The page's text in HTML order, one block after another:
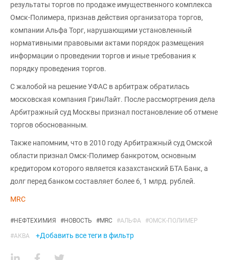
результаты торгов по продаже имущественного комплекса
Омск-Полимера, признав действия организатора торгов,
компании Альфа Торг, нарушающими установленный
нормативными правовыми актами порядок размещения
информации о проведении торгов и иные требования к
порядку проведения торгов.
С жалобой на решение УФАС в арбитраж обратилась
московская компания ГринЛайт. После рассмортрения дела
Арбитражный суд Москвы признал постановление об отмене
торгов обоснованным.
Также напомним, что в 2010 году Арбитражный суд Омской
области признал Омск-Полимер банкротом, основным
кредитором которого является казахстанский БТА Банк, а
долг перед банком составляет более 6, 1 млрд. рублей.
MRC
#НЕФТЕХИМИЯ #НОВОСТЬ #MRC #АЛЬФА #ОМСК-ПОЛИМЕР
#АКВА +Добавить все теги в фильтр